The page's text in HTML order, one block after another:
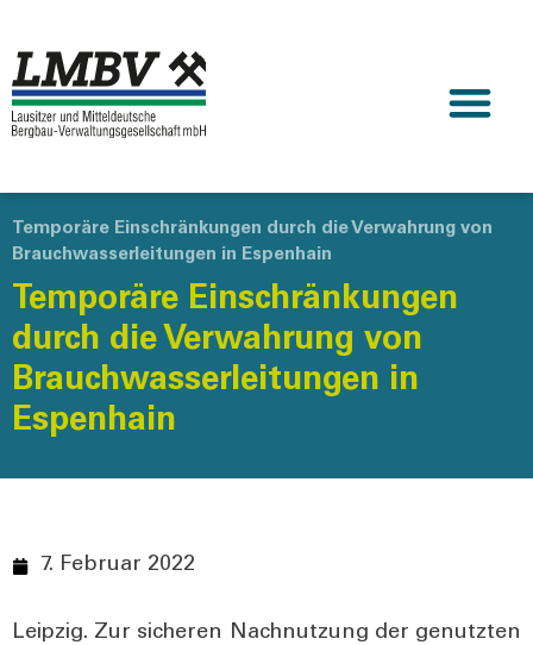
Temporäre Einschränkungen durch die Verwahrung von
Brauchwasserleitungen in Espenhain
Temporäre Einschränkungen
durch die Verwahrung von
Brauchwasserleitungen in
Espenhain
7. Februar 2022
Leip­zig. Zur siche­ren Nach­nut­zung der genutz­ten